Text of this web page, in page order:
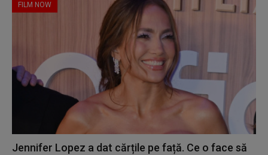
FILM NOW
Jennifer Lopez a dat cărțile pe față. Ce o face să